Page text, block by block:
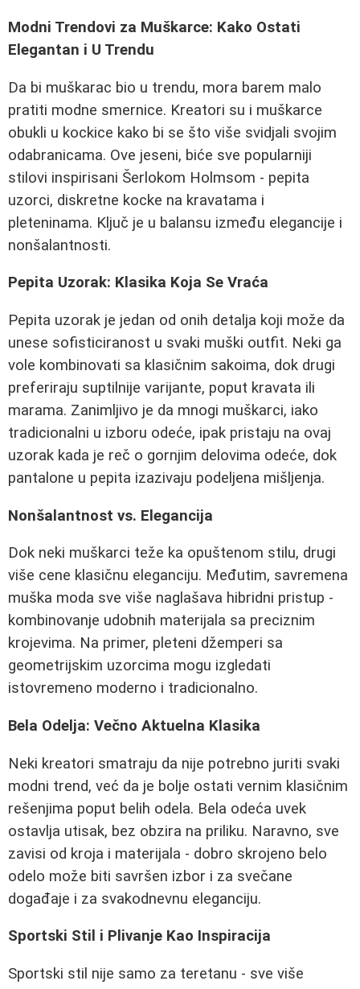
Modni Trendovi za Muškarce: Kako Ostati
Elegantan i U Trendu
Da bi muškarac bio u trendu, mora barem malo
pratiti modne smernice. Kreatori su i muškarce
obukli u kockice kako bi se što više svidjali svojim
odabranicama. Ove jeseni, biće sve popularniji
stilovi inspirisani Šerlokom Holmsom - pepita
uzorci, diskretne kocke na kravatama i
pleteninama. Ključ je u balansu između elegancije i
nonšalantnosti.
Pepita Uzorak: Klasika Koja Se Vraća
Pepita uzorak je jedan od onih detalja koji može da
unese sofisticiranost u svaki muški outfit. Neki ga
vole kombinovati sa klasičnim sakoima, dok drugi
preferiraju suptilnije varijante, poput kravata ili
marama. Zanimljivo je da mnogi muškarci, iako
tradicionalni u izboru odeće, ipak pristaju na ovaj
uzorak kada je reč o gornjim delovima odeće, dok
pantalone u pepita izazivaju podeljena mišljenja.
Nonšalantnost vs. Elegancija
Dok neki muškarci teže ka opuštenom stilu, drugi
više cene klasičnu eleganciju. Međutim, savremena
muška moda sve više naglašava hibridni pristup -
kombinovanje udobnih materijala sa preciznim
krojevima. Na primer, pleteni džemperi sa
geometrijskim uzorcima mogu izgledati
istovremeno moderno i tradicionalno.
Bela Odelja: Večno Aktuelna Klasika
Neki kreatori smatraju da nije potrebno juriti svaki
modni trend, već da je bolje ostati vernim klasičnim
rešenjima poput belih odela. Bela odeća uvek
ostavlja utisak, bez obzira na priliku. Naravno, sve
zavisi od kroja i materijala - dobro skrojeno belo
odelo može biti savršen izbor i za svečane
događaje i za svakodnevnu eleganciju.
Sportski Stil i Plivanje Kao Inspiracija
Sportski stil nije samo za teretanu - sve više